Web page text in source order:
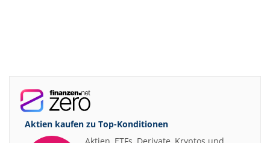
Aktien kaufen zu Top-Konditionen